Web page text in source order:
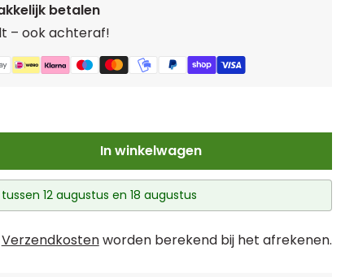
betalen
– ook achteraf!
In winkelwagen
12 augustus en 18 augustus
Verzendkostenworden berekend bij het afrekenen.